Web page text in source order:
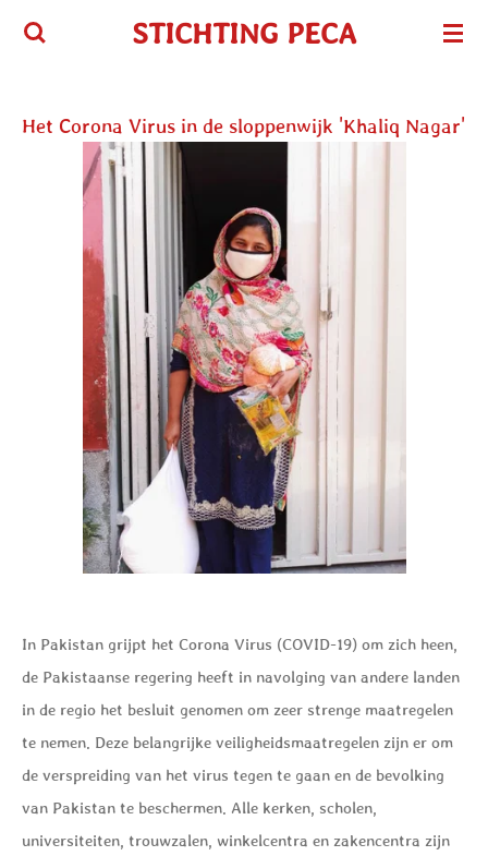
Ga
de
hoofdinhoud
STICHTING PECA
Het Corona Virus in de sloppenwijk 'Khaliq Nagar'
In Pakistan grijpt het Corona Virus (COVID-19) om zich heen,
de Pakistaanse regering heeft in navolging van andere landen
in de regio het besluit genomen om zeer strenge maatregelen
te nemen. Deze belangrijke veiligheidsmaatregelen zijn er om
de verspreiding van het virus tegen te gaan en de bevolking
van Pakistan te beschermen. Alle kerken, scholen,
universiteiten, trouwzalen, winkelcentra en zakencentra zijn